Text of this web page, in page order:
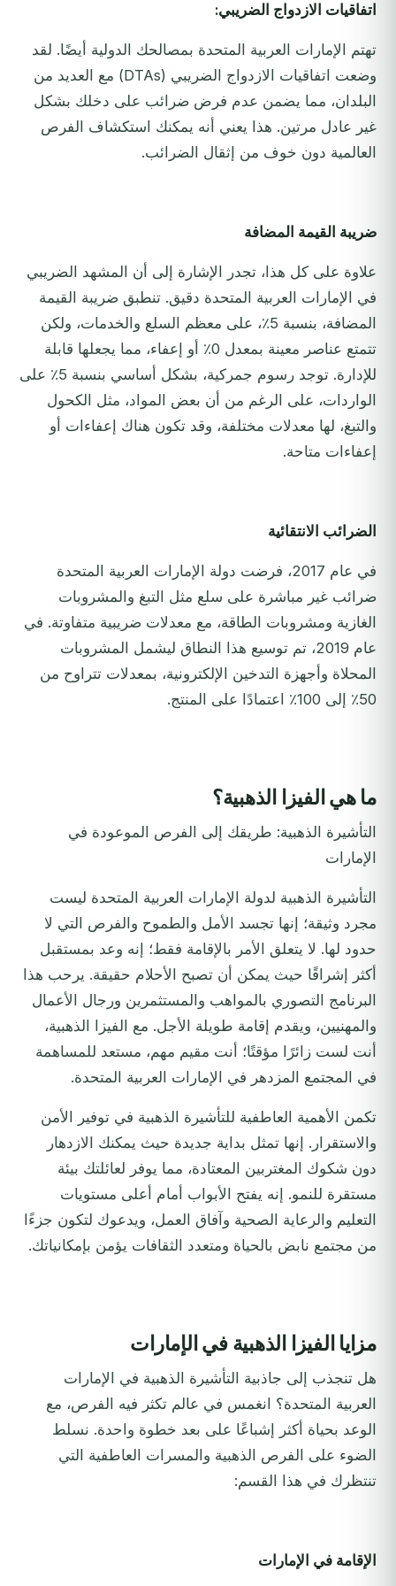
اتفاقيات الازدواج الضريبي:
تهتم الإمارات العربية المتحدة بمصالحك الدولية أيضًا. لقد
وضعت اتفاقيات الازدواج الضريبي (DTAs) مع العديد من
البلدان، مما يضمن عدم فرض ضرائب على دخلك بشكل
غير عادل مرتين. هذا يعني أنه يمكنك استكشاف الفرص
العالمية دون خوف من إثقال الضرائب.
ضريبة القيمة المضافة
علاوة على كل هذا، تجدر الإشارة إلى أن المشهد الضريبي
في الإمارات العربية المتحدة دقيق. تنطبق ضريبة القيمة
المضافة، بنسبة 5٪، على معظم السلع والخدمات، ولكن
تتمتع عناصر معينة بمعدل 0٪ أو إعفاء، مما يجعلها قابلة
للإدارة. توجد رسوم جمركية، بشكل أساسي بنسبة 5٪ على
الواردات، على الرغم من أن بعض المواد، مثل الكحول
والتبغ، لها معدلات مختلفة، وقد تكون هناك إعفاءات أو
إعفاءات متاحة.
الضرائب الانتقائية
في عام 2017، فرضت دولة الإمارات العربية المتحدة
ضرائب غير مباشرة على سلع مثل التبغ والمشروبات
الغازية ومشروبات الطاقة، مع معدلات ضريبية متفاوتة. في
عام 2019، تم توسيع هذا النطاق ليشمل المشروبات
المحلاة وأجهزة التدخين الإلكترونية، بمعدلات تتراوح من
50٪ إلى 100٪ اعتمادًا على المنتج.
ما هي الفيزا الذهبية؟
التأشيرة الذهبية: طريقك إلى الفرص الموعودة في
الإمارات
التأشيرة الذهبية لدولة الإمارات العربية المتحدة ليست
مجرد وثيقة؛ إنها تجسد الأمل والطموح والفرص التي لا
حدود لها. لا يتعلق الأمر بالإقامة فقط؛ إنه وعد بمستقبل
أكثر إشراقًا حيث يمكن أن تصبح الأحلام حقيقة. يرحب هذا
البرنامج التصوري بالمواهب والمستثمرين ورجال الأعمال
والمهنيين، ويقدم إقامة طويلة الأجل. مع الفيزا الذهبية،
أنت لست زائرًا مؤقتًا؛ أنت مقيم مهم، مستعد للمساهمة
في المجتمع المزدهر في الإمارات العربية المتحدة.
تكمن الأهمية العاطفية للتأشيرة الذهبية في توفير الأمن
والاستقرار. إنها تمثل بداية جديدة حيث يمكنك الازدهار
دون شكوك المغتربين المعتادة، مما يوفر لعائلتك بيئة
مستقرة للنمو. إنه يفتح الأبواب أمام أعلى مستويات
التعليم والرعاية الصحية وآفاق العمل، ويدعوك لتكون جزءًا
من مجتمع نابض بالحياة ومتعدد الثقافات يؤمن بإمكانياتك.
مزايا الفيزا الذهبية في الإمارات
هل تنجذب إلى جاذبية التأشيرة الذهبية في الإمارات
العربية المتحدة؟ انغمس في عالم تكثر فيه الفرص، مع
الوعد بحياة أكثر إشباعًا على بعد خطوة واحدة. نسلط
الضوء على الفرص الذهبية والمسرات العاطفية التي
تنتظرك في هذا القسم:
الإقامة في الإمارات